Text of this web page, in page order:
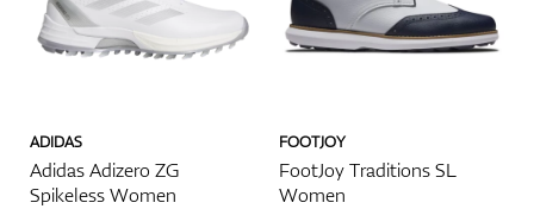
ADIDAS
Adidas Adizero ZG
Spikeless Women
FOOTJOY
FootJoy Traditions SL
Women